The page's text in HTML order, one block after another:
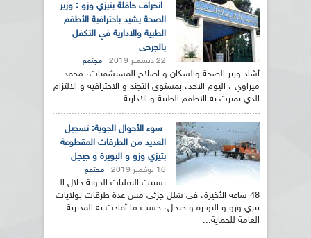
انحراف حافلة بتيزي وزو : وزير
الصحة يشيد باحترافية الأطقم
الطبية والادارية في التكفل
بالجرحى
22 ديسمبر 2019 مجتمع
أشاد وزير الصحة والسكان و اصلاح المستشفيات، محمد
ميراوي ، اليوم الاحد، بمستوى التجند و الاحترافية و الالتزام
الذي تميزت به الاطقم الطبية و الادارية...
سوء الأحوال الجوية: تسجيل
العديد من الطرقات المقطوعة
بتيزي وزو و البويرة و جيجل
16 نوفمبر 2019 مجتمع
تسببت التقلبات الجوية خلال الـ
48 ساعة الأخيرة، في شلل جزئي مس عدة طرقات بولايات
تيزي وزو و البويرة و جيجل، حسب ما أفادت به المديرية
العامة للحماية...